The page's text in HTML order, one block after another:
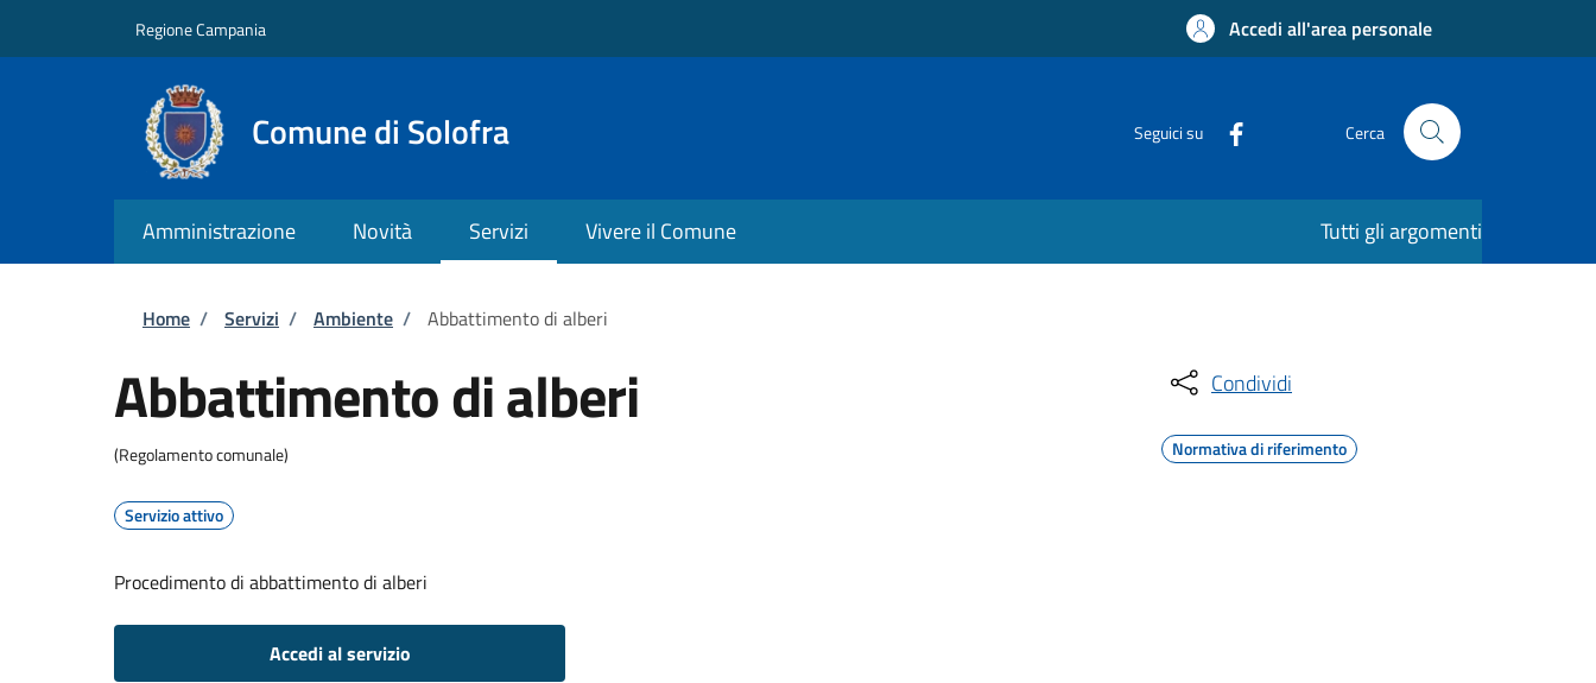
Regione Campania Accedi all'area personale
Comune di Solofra Seguici su Cerca
Amministrazione Novità Servizi Vivere il Comune Tutti gli argomenti
Briciole di pane
Home / Servizi / Ambiente / Abbattimento di alberi
Abbattimento di alberi
(Regolamento comunale)
Servizio attivo
Procedimento di abbattimento di alberi
Accedi al servizio
Condividi
Normativa di riferimento